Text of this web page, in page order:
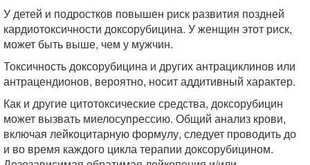
У детей и подростков повышен риск развития поздней
кардиотоксичности доксорубицина. У женщин этот риск,
может быть выше, чем у мужчин.
Токсичность доксорубицина и других антрациклинов или
антрацендионов, вероятно, носит аддитивный характер.
Как и другие цитотоксические средства, доксорубицин
может вызвать миелосупрессию. Общий анализ крови,
включая лейкоцитарную формулу, следует проводить до
и во время каждого цикла терапии доксорубицином.